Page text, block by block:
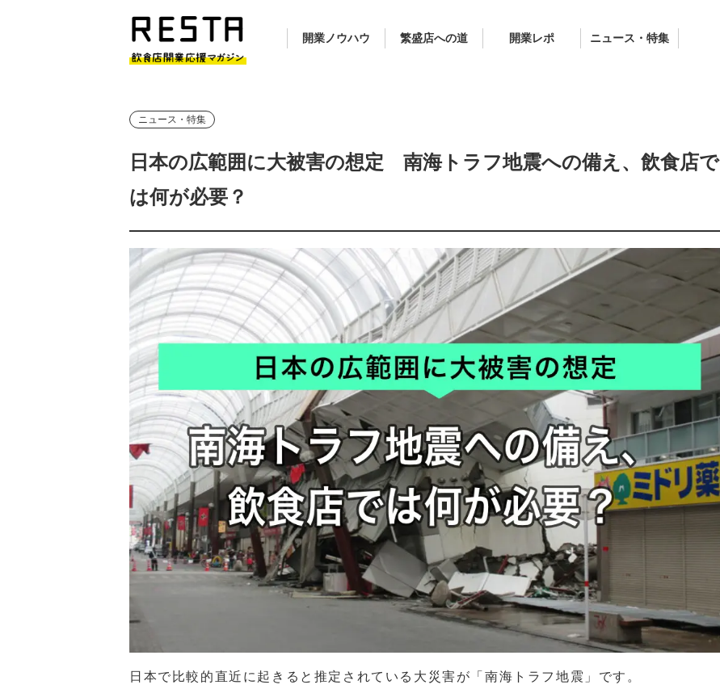
開業ノウハウ 繁盛店への道 開業レポ ニュース・特集
ニュース・特集
日本の広範囲に大被害の想定 南海トラフ地震への備え、飲食店で
は何が必要？
日本で比較的直近に起きると推定されている大災害が「南海トラフ地震」です。